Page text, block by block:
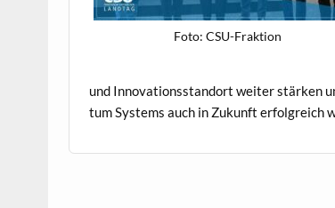
Foto: CSU-Frak­tion
und Inno­va­tion­s­stan­dort weit­er stärken
tum Sys­tems auch in Zukun­ft erfol­gre­ich